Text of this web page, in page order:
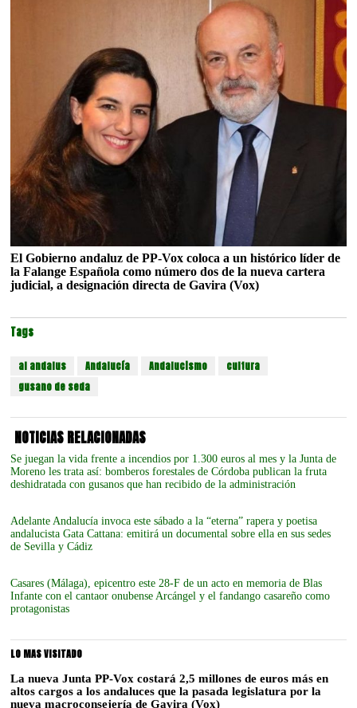
El Gobierno andaluz de PP-Vox coloca a un histórico líder de
la Falange Española como número dos de la nueva cartera
judicial, a designación directa de Gavira (Vox)
Tags
al andalus Andalucía Andalucismo
cultura
gusano de seda
NOTICIAS RELACIONADAS
Se juegan la vida frente a incendios por 1.300 euros al mes y la Junta de
Moreno les trata así: bomberos forestales de Córdoba publican la fruta
deshidratada con gusanos que han recibido de la administración
Adelante Andalucía invoca este sábado a la “eterna” rapera y poetisa
andalucista Gata Cattana: emitirá un documental sobre ella en sus sedes
de Sevilla y Cádiz
Casares (Málaga), epicentro este 28-F de un acto en memoria de Blas
Infante con el cantaor onubense Arcángel y el fandango casareño como
protagonistas
LO MAS VISITADO
La nueva Junta PP-Vox costará 2,5 millones de euros más en
altos cargos a los andaluces que la pasada legislatura por la
nueva macroconsejería de Gavira (Vox)